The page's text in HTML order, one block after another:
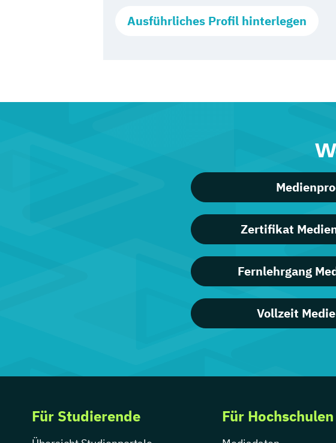
Ausführliches Profil hinterlegen
Zertifikat
Fernlehrgang
Vollzeit
Für Studierende Für Hochschulen